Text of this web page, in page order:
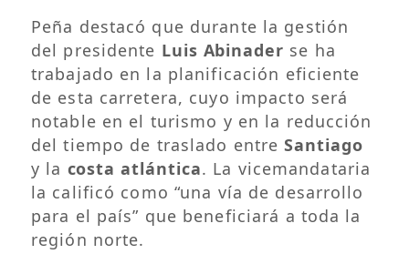
Peña destacó que durante la gestión
del presidente Luis Abinader se ha
trabajado en la planificación eficiente
de esta carretera, cuyo impacto será
notable en el turismo y en la reducción
del tiempo de traslado entreSantiago
y la costa atlántica. La vicemandataria
la calificó como “una vía de desarrollo
para el país” que beneficiará a toda la
región norte.